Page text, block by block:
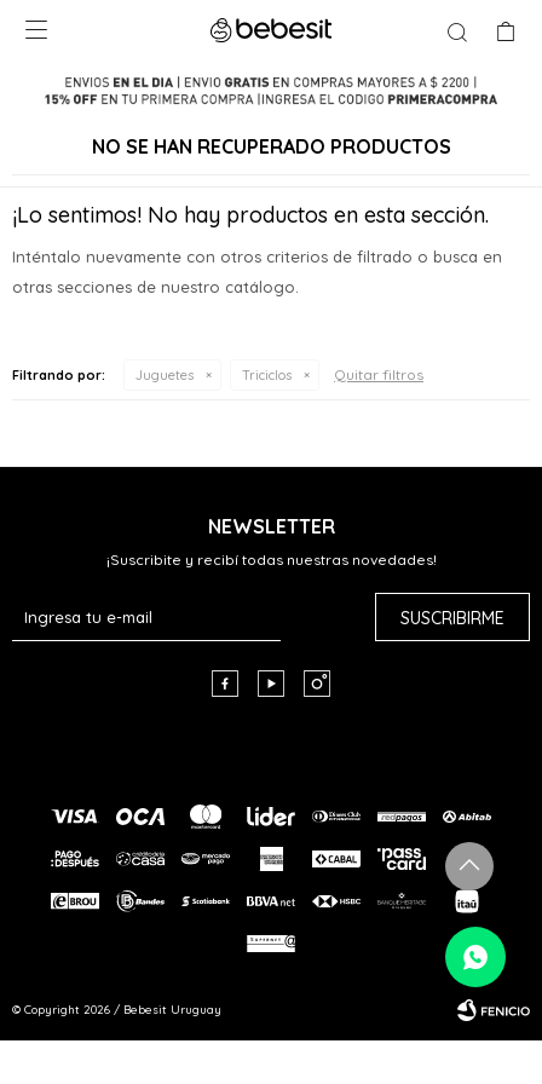

NO SE HAN RECUPERADO PRODUCTOS
¡Lo sentimos! No hay productos en esta sección.
Inténtalo nuevamente con otros criterios de filtrado o busca en
otras secciones de nuestro catálogo.
Filtrando por: Juguetes Triciclos Quitar filtros
NEWSLETTER
¡Suscribite y recibí todas nuestras novedades!
SUSCRIBIRME
  
© Copyright 2026 / Bebesit Uruguay